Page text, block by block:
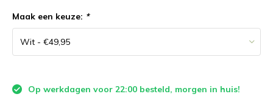
Maak een keuze: *
Op werkdagen voor 22:00 besteld, morgen in huis!